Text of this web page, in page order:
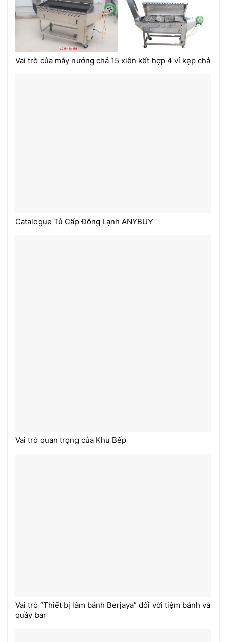
Vai trò của máy nướng chả 15 xiên kết hợp 4 vỉ kẹp chả
Catalogue Tủ Cấp Đông Lạnh ANYBUY
Vai trò quan trọng của Khu Bếp
Vai trò “Thiết bị làm bánh Berjaya” đối với tiệm bánh và
quầy bar